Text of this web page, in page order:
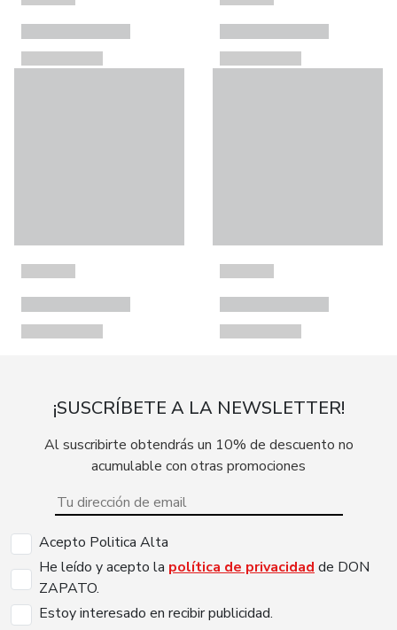
¡SUSCRÍBETE A LA NEWSLETTER!
Al suscribirte obtendrás un 10% de descuento no
acumulable con otras promociones
Acepto Politica Alta
He leído y acepto la política de privacidad de DON
ZAPATO.
Estoy interesado en recibir publicidad.